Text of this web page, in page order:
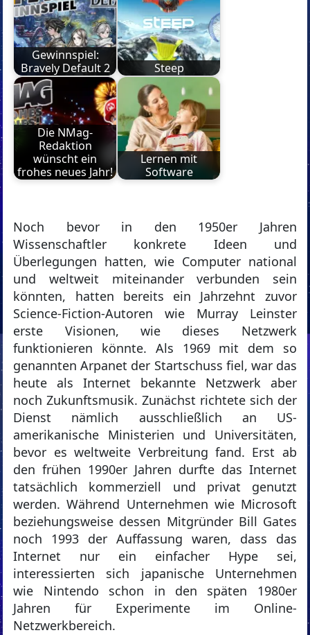
Gewinnspiel:
Bravely Default 2
Steep
Die NMag-
Redaktion
wünscht ein
frohes neues Jahr!
Lernen mit
Software
Noch bevor in den 1950er Jahren
Wissenschaftler konkrete Ideen und
Überlegungen hatten, wie Computer national
und weltweit miteinander verbunden sein
könnten, hatten bereits ein Jahrzehnt zuvor
Science-Fiction-Autoren wie Murray Leinster
erste Visionen, wie dieses Netzwerk
funktionieren könnte. Als 1969 mit dem so
genannten Arpanet der Startschuss fiel, war das
heute als Internet bekannte Netzwerk aber
noch Zukunftsmusik. Zunächst richtete sich der
Dienst nämlich ausschließlich an US-
amerikanische Ministerien und Universitäten,
bevor es weltweite Verbreitung fand. Erst ab
den frühen 1990er Jahren durfte das Internet
tatsächlich kommerziell und privat genutzt
werden. Während Unternehmen wie Microsoft
beziehungsweise dessen Mitgründer Bill Gates
noch 1993 der Auffassung waren, dass das
Internet nur ein einfacher Hype sei,
interessierten sich japanische Unternehmen
wie Nintendo schon in den späten 1980er
Jahren für Experimente im Online-
Netzwerkbereich.